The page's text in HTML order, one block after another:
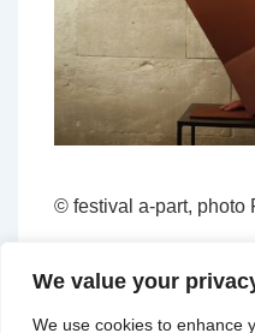
We value your
We use cookies to enhance
© festival a-part, photo